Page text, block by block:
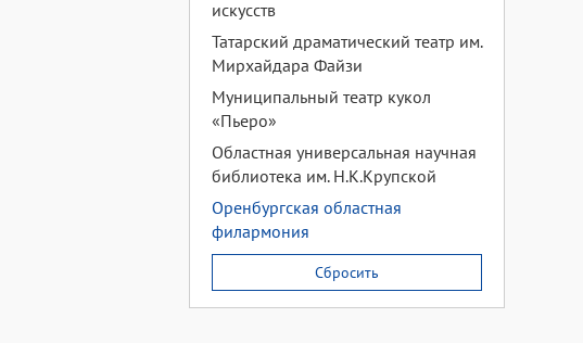
искусств
Татарский драматический театр им.
Мирхайдара Файзи
Муниципальный театр кукол
«Пьеро»
Областная универсальная научная
библиотека им. Н.К.Крупской
Оренбургская областная
филармония
Сбросить